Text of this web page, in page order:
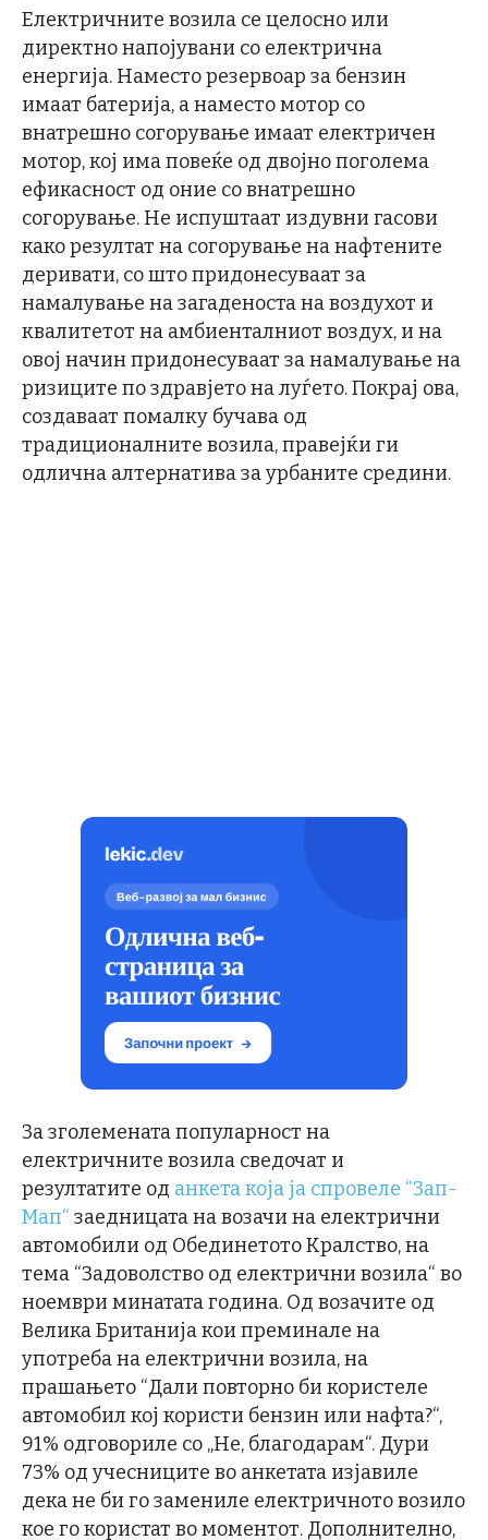
Електричните возила се целосно или
директно напојувани со електрична
енергија. Наместо резервоар за бензин
имаат батерија, a наместо мотор со
внатрешно согорување имаат електричен
мотор, кој има повеќе од двојно поголема
ефикасност од оние со внатрешно
согорување. Не испуштаат издувни гасови
како резултат на согорување на нафтените
деривати, со што придонесуваат за
намалување на загаденоста на воздухот и
квалитетот на амбиенталниот воздух, и на
овој начин придонесуваат за намалување на
ризиците по здравјето на луѓето. Покрај ова,
создаваат помалку бучава од
традиционалните возила, правејќи ги
одлична алтернатива за урбаните средини.
За зголемената популарност на
електричните возила сведочат и
резултатите од анкета која ја спровеле “Зап-
Мап“ заедницата на возачи на електрични
автомобили од Обединетото Кралство, на
тема “Задоволство од електрични возила“ во
ноември минатата година. Од возачите од
Велика Британија кои преминале на
употреба на електрични возила, на
прашањето “Дали повторно би користеле
автомобил кој користи бензин или нафта?“,
91% одговориле со „Не, благодарам“. Дури
73% од учесниците во анкетата изјавиле
дека не би го замениле електричното возило
кое го користат во моментот. Дополнително,